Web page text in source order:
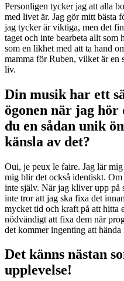
Personligen tycker jag att alla
med livet är. Jag gör mitt bästa
jag tycker är viktiga, men det
taget och inte bearbeta allt som
som en likhet med att ta hand
mamma för Ruben, vilket är en
liv.
Din musik har ett
ögonen när jag
du en sådan unik
känsla av det?
Oui, je peux le faire. Jag lär
mig blir det också identiskt.
inte själv. När jag kliver upp på
inte tror att jag ska fixa det
mycket tid och kraft på att hitta
nödvändigt att fixa dem när
det kommer ingenting att hända
Det känns nästan
upplevelse!